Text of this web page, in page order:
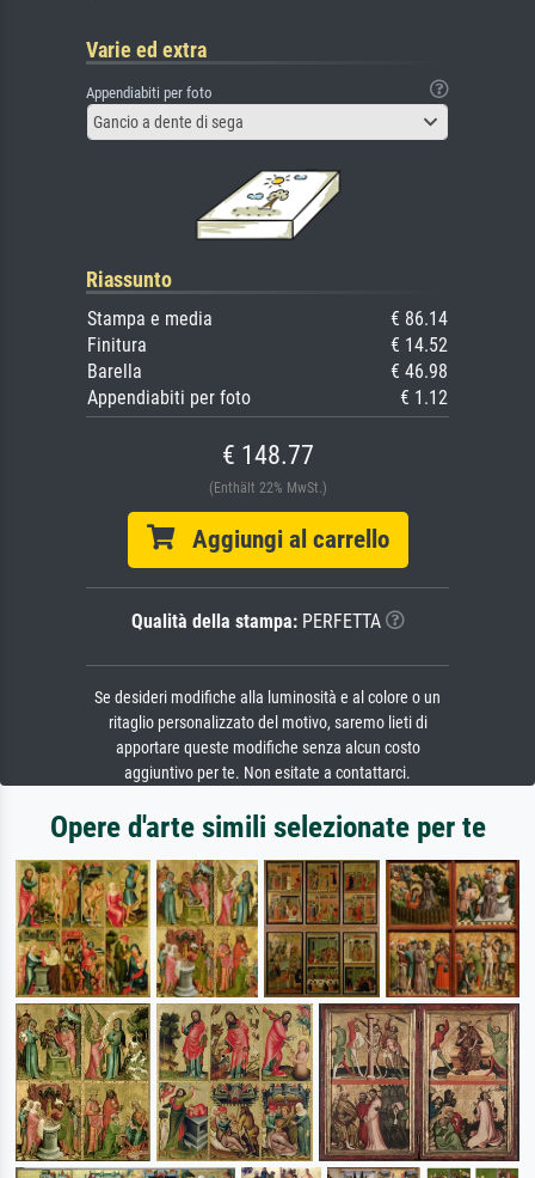
Varie ed extra
Appendiabiti per foto
Gancio a dente di sega
Riassunto
Stampa e media
€ 86.14
Finitura
€ 14.52
Barella
€ 46.98
Appendiabiti per foto
€ 1.12
€ 148.77
(Enthält 22% MwSt.)
Aggiungi al carrello
Qualità della stampa:PERFETTA
Se desideri modifiche alla luminosità e al colore o un
ritaglio personalizzato del motivo, saremo lieti di
apportare queste modifiche senza alcun costo
aggiuntivo per te. Non esitate a contattarci.
Opere d'arte simili selezionate per te